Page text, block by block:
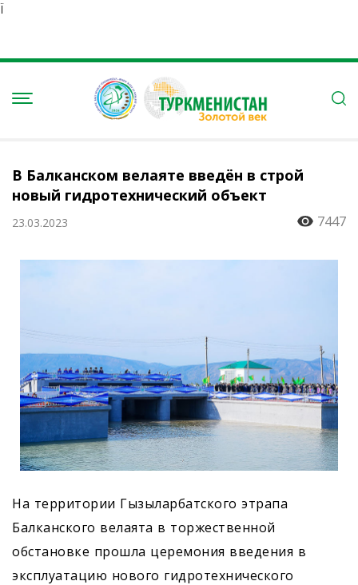
Ï
В Балканском велаяте введён в строй
новый гидротехнический объект
23.03.2023 7447
На территории Гызыларбатского этрапа
Балканского велаята в торжественной
обстановке прошла церемония введения в
эксплуатацию нового гидротехнического